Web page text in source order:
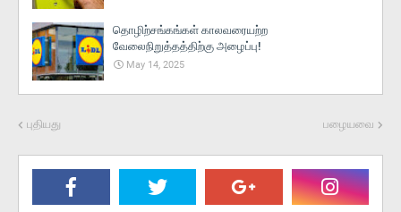
தொழிற்சங்கங்கள் காலவரையற்ற
வேலைநிறுத்தத்திற்கு அழைப்பு!
May 14, 2025
புதியது பழையவை